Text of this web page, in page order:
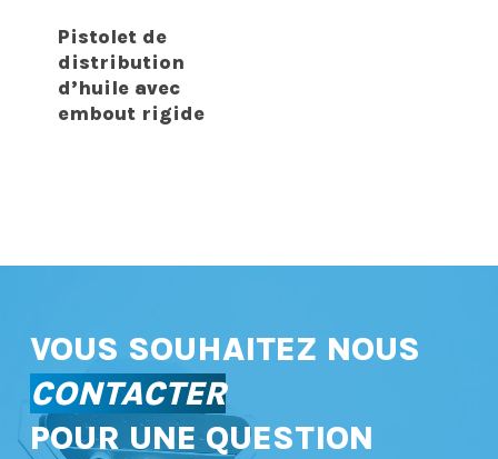
Pistolet de
distribution
d’huile avec
embout rigide
VOUS SOUHAITEZ NOUS
CONTACTER
POUR UNE QUESTION